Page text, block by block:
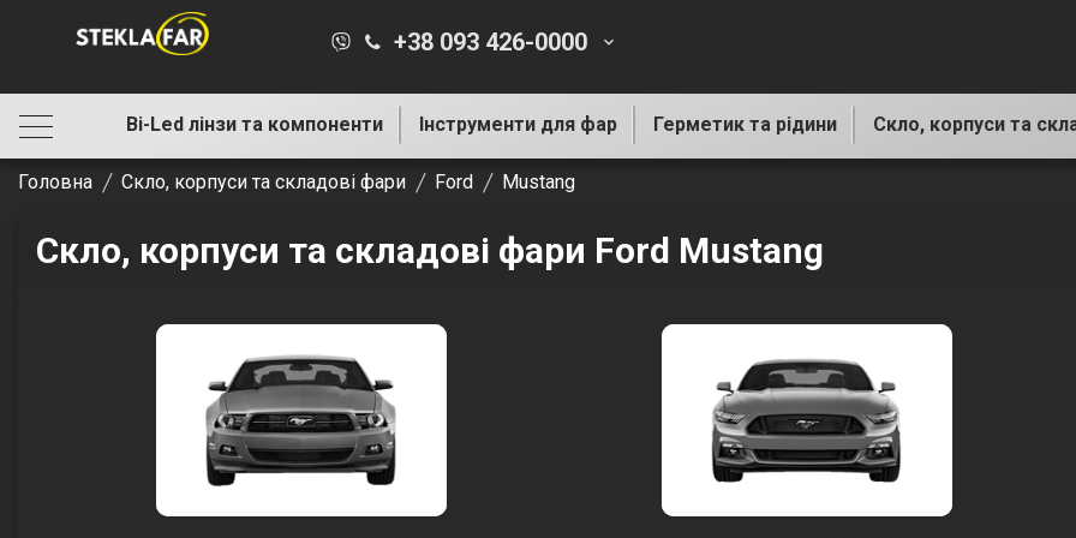
+38 093 426-0000 keyboard_arrow_down
Bi-Led лінзи та компоненти Інструменти для фар Герметик та рідини Скло, корпуси та
Головна Скло, корпуси та складові фари Ford Mustang
Скло, корпуси та складові фари Ford Mustang